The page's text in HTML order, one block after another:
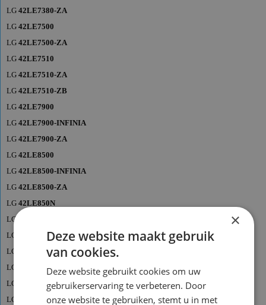
LG 42LE7380-ZA
LG 42LE7500
LG 42LE7500-ZA
LG 42LE7510
LG 42LE7510-ZA
LG 42LE7510-ZB
LG 42LE7900
LG 42LE7900-INFINIA
LG 42LE7900-ZA
LG 42LE8500
LG 42LE8500-INFINIA
LG 42LE8500-ZA
LG 42LE850N
LG
LG
42LE8800
LG
42LE8800-ZA
LG
42LE8900
LG
42LE8900-ZA
LG
47LD690
×
Deze website maakt gebruik
van cookies.
Deze website gebruikt cookies om uw
gebruikerservaring te verbeteren. Door
onze website te gebruiken, stemt u in met